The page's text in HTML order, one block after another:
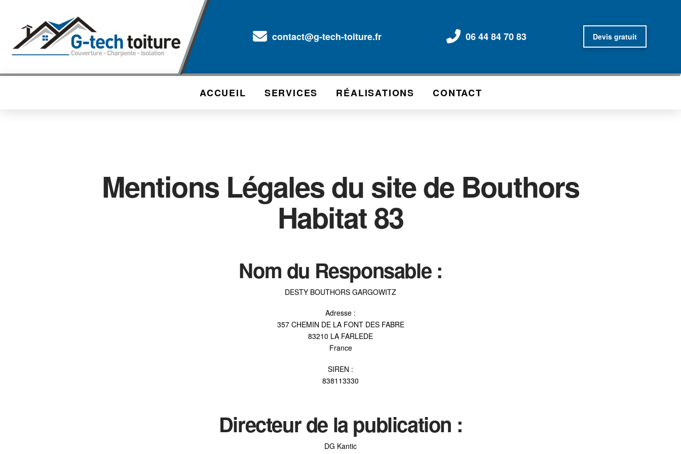
contact@g-tech-toiture.fr 06 44 84 70 83 Devis gratuit
ACCUEIL SERVICES RÉALISATIONS CONTACT
Mentions Légales du site de Bouthors
Habitat 83
Nom du Responsable :
DESTY BOUTHORS GARGOWITZ
Adresse :
357 CHEMIN DE LA FONT DES FABRE
83210 LA FARLEDE
France
SIREN :
838113330
Directeur de la publication :
DG Kantic